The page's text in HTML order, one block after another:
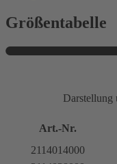
Größentabelle
Darstellung
Art.-Nr.
2114014000